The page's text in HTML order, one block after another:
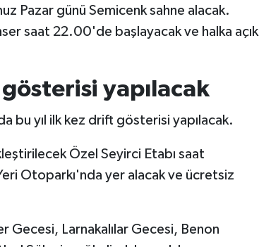
Pazar günü Semicenk sahne alacak.
saat 22.00'de başlayacak ve halka açık
yapılacak
bu yıl ilk kez drift gösterisi yapılacak.
Özel Seyirci Etabı saat
Otoparkı'nda yer alacak ve ücretsiz
Gecesi, Larnakalılar Gecesi, Benon